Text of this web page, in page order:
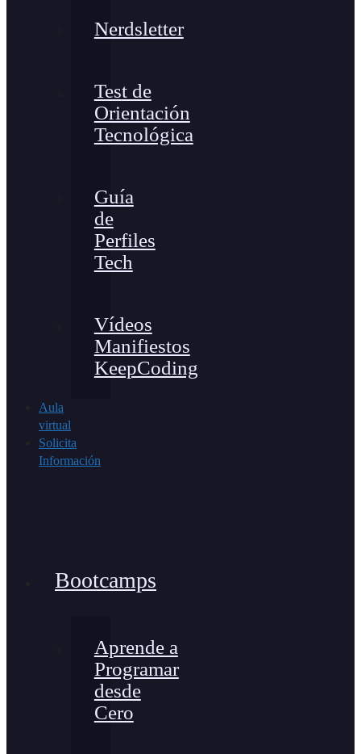
Nerdsletter
Test de
Orientación
Tecnológica
Guía
de
Perfiles
Tech
Vídeos
Manifiestos
KeepCoding
Aula
virtual
Solicita
Información
Bootcamps
Aprende a
Programar
desde
Cero